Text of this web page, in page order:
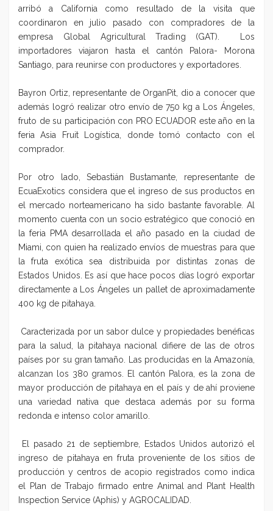
arribó a California como resultado de la visita que
coordinaron en julio pasado con compradores de la
empresa Global Agricultural Trading (GAT). Los
importadores viajaron hasta el cantón Palora- Morona
Santiago, para reunirse con productores y exportadores.
Bayron Ortiz, representante de OrganPit, dio a conocer que
además logró realizar otro envío de 750 kg a Los Ángeles,
fruto de su participación con PRO ECUADOR este año en la
feria Asia Fruit Logística, donde tomó contacto con el
comprador.
Por otro lado, Sebastián Bustamante, representante de
EcuaExotics considera que el ingreso de sus productos en
el mercado norteamericano ha sido bastante favorable. Al
momento cuenta con un socio estratégico que conoció en
la feria PMA desarrollada el año pasado en la ciudad de
Miami, con quien ha realizado envíos de muestras para que
la fruta exótica sea distribuida por distintas zonas de
Estados Unidos. Es así que hace pocos días logró exportar
directamente a Los Ángeles un pallet de aproximadamente
400 kg de pitahaya.
Caracterizada por un sabor dulce y propiedades benéficas
para la salud, la pitahaya nacional difiere de las de otros
países por su gran tamaño. Las producidas en la Amazonía,
alcanzan los 380 gramos. El cantón Palora, es la zona de
mayor producción de pitahaya en el país y de ahí proviene
una variedad nativa que destaca además por su forma
redonda e intenso color amarillo.
El pasado 21 de septiembre , Estados Unidos autorizó el
ingreso de pitahaya en fruta proveniente de los sitios de
producción y centros de acopio registrados como indica
el Plan de Trabajo firmado entre Animal and Plant Health
Inspection Service (Aphis) y AGROCALIDAD.